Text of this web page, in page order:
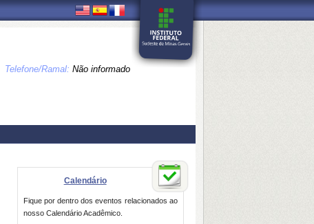
Telefone/Ramal: Não informado
Calendário
Fique por dentro dos eventos relacionados ao
nosso Calendário Acadêmico.